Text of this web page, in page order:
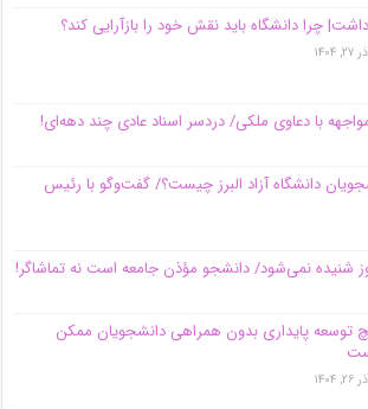
چرا دانشگاه باید نقش خود را بازآرایی کند؟
۱۴۰۴
با دعاوی ملکی/ دردسر اسناد عادی چند‌ دهه‌ای!
دانشگاه آزاد البرز چیست؟/ گفت‌وگو با رئیس
شنیده نمی‌شود/ دانشجو مؤذن جامعه است نه تماشاگر!
توسعه پایداری بدون همراهی دانشجویان ممکن
۱۴۰۴